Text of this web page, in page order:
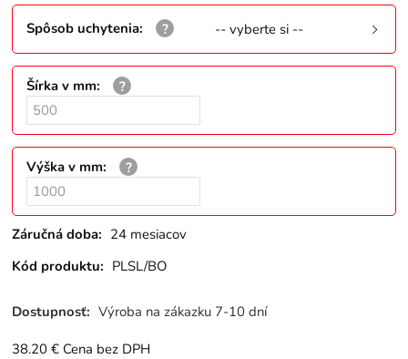
Spôsob uchytenia: -- vyberte si --
Šírka v mm:
Výška v mm:
Záručná doba: 24 mesiacov
Kód produktu: PLSL/BO
Dostupnosť: Výroba na zákazku 7-10 dní
38.20 € Cena bez DPH